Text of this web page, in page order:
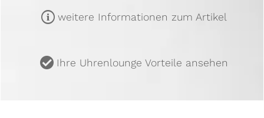
m weitere Informationen zum Artikel
u Ihre Uhrenlounge Vorteile ansehen